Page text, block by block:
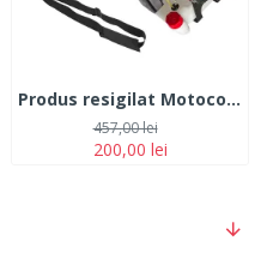
Produs resigilat Motocoasa pe benzina TOMS 7.5 CP 12.000 rpm
200,00 lei
457,00 lei